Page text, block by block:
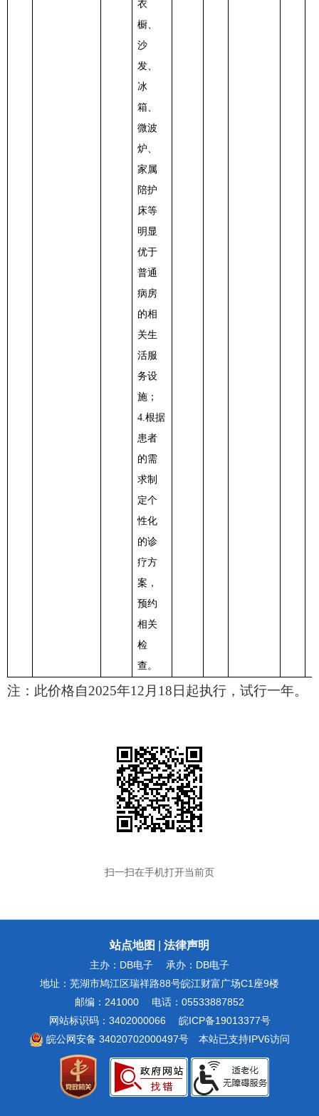
衣
橱、
沙
发、
冰
箱、
微波
炉、
家属
陪护
床等
明显
优于
普通
病房
的相
关生
活服
务设
施；
4.根据
患者
的需
求制
定个
性化
的诊
疗方
案，
预约
相关
检
查。
注：此价格自2025年12 月 18 日起执行，试行一年。
扫一扫在手机打开当前页
站点地图 法律声明
主办：DB电子
承办：DB电子
地址：芜湖市鸠江区瑞祥路88号皖江财富广场C1座9楼
邮编：241000
电话：05533887852
网站标识码：3402000066
皖ICP备19013377号
皖公网安备 34020702000497号
本站已支持IPV6访问